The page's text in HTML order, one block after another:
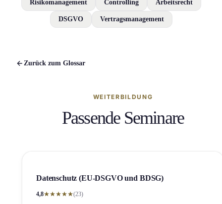
Risikomanagement Controlling Arbeitsrecht
DSGVO Vertragsmanagement
Zurück zum Glossar
WEITERBILDUNG
Passende Seminare
Datenschutz (EU-DSGVO und BDSG)
4,8 (23)